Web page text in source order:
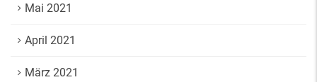
Mai 2021
April 2021
März 2021